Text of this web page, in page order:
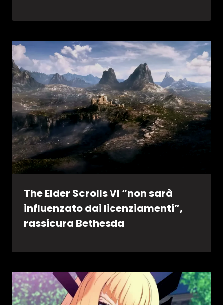
The Elder Scrolls VI “non sarà
influenzato dai licenziamenti”,
rassicura Bethesda